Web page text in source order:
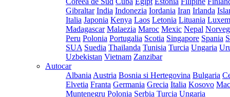
Gibraltar India Indonezia Iordania Iran Irlanda
Italia Japonia Kenya Laos Letonia Lituania
Madagascar Malaezia Maroc Mexic Nepal
Peru Polonia Portugalia Scotia Singapore Spania
SUA Suedia Thailanda Tunisia Turcia Ungaria
Uzbekistan Vietnam Zanzibar
Autocar
Albania Austria Bosnia si Hertegovina Bulgaria
Elvetia Franta Germania Grecia Italia Kosovo
Muntenegru Polonia Serbia Turcia Ungaria